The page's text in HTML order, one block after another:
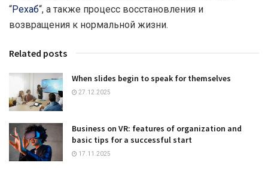
“Рехаб“, а также процесс восстановления и
возвращения к нормальной жизни.
Related posts
When slides begin to speak for themselves
27.12.2025
Business on VR: features of organization and
basic tips for a successful start
17.11.2025